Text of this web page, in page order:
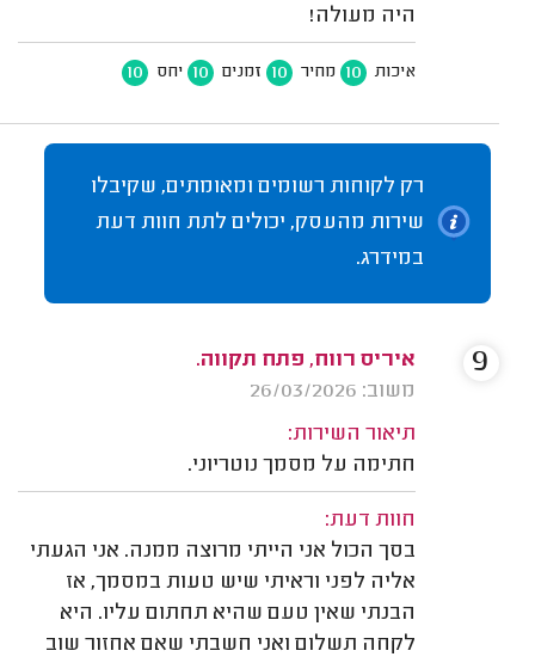
היה מעולה!
איכות 10 מחיר 10 זמנים 10 יחס 10
רק לקוחות רשומים ומאומתים, שקיבלו
שירות מהעסק, יכולים לתת חוות דעת
במידרג.
איריס רווח, פתח תקווה.
משוב: 26/03/2026
תיאור השירות:
חתימה על מסמך נוטריוני.
חוות דעת:
בסך הכול אני הייתי מרוצה ממנה. אני הגעתי
אליה לפני וראיתי שיש טעות במסמך, אז
הבנתי שאין טעם שהיא תחתום עליו. היא
לקחה תשלום ואני חשבתי שאם אחזור שוב
9